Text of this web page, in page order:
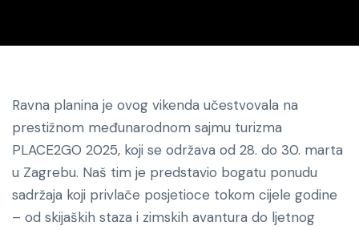
Ravna planina je ovog vikenda učestvovala na
prestižnom međunarodnom sajmu turizma
PLACE2GO 2025, koji se održava od 28. do 30. marta
u Zagrebu. Naš tim je predstavio bogatu ponudu
sadržaja koji privlače posjetioce tokom cijele godine
– od skijaških staza i zimskih avantura do ljetnog